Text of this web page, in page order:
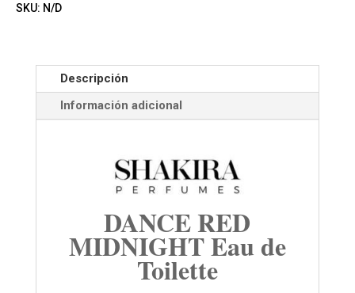
SKU: N/D
Descripción
Información adicional
DANCE RED
MIDNIGHT Eau de
Toilette